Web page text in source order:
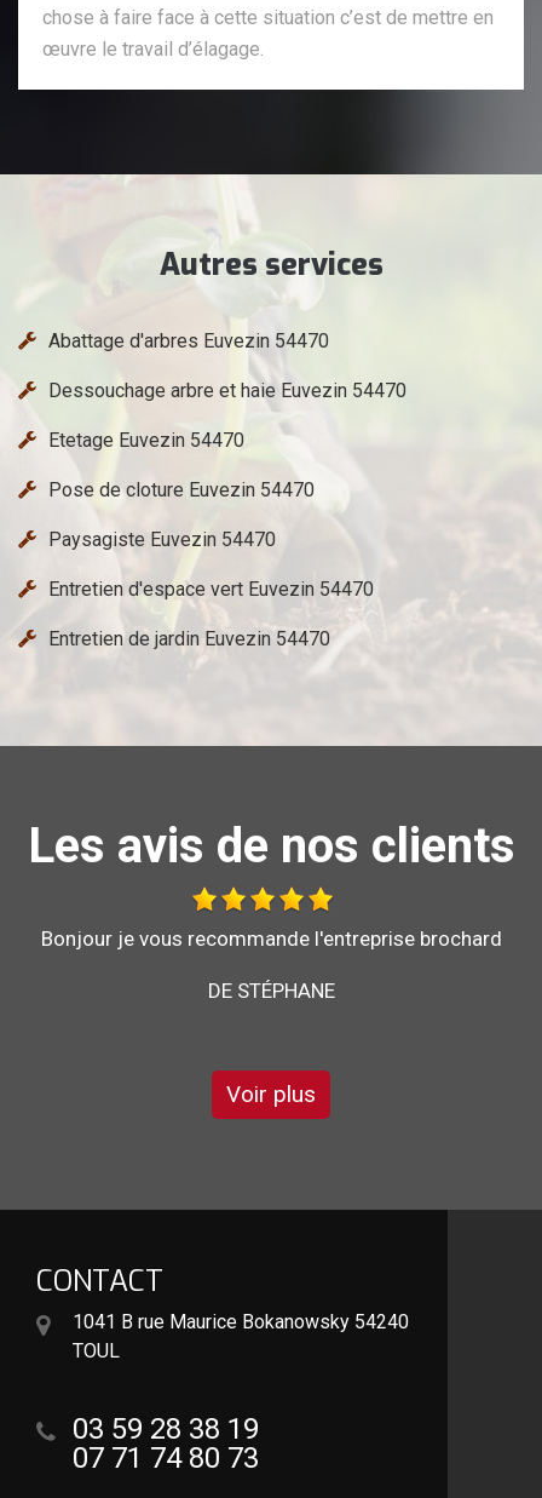
chose à faire face à cette situation c’est de mettre en
œuvre le travail d’élagage.
Autres services
Abattage d'arbres Euvezin 54470
Dessouchage arbre et haie Euvezin 54470
Etetage Euvezin 54470
Pose de cloture Euvezin 54470
Paysagiste Euvezin 54470
Entretien d'espace vert Euvezin 54470
Entretien de jardin Euvezin 54470
Les avis de nos clients
Bonjour je vous recommande l'entreprise brochard
Voir plus
CONTACT
1041 B rue Maurice Bokanowsky 54240
TOUL
03 59 28 38 19
07 71 74 80 73